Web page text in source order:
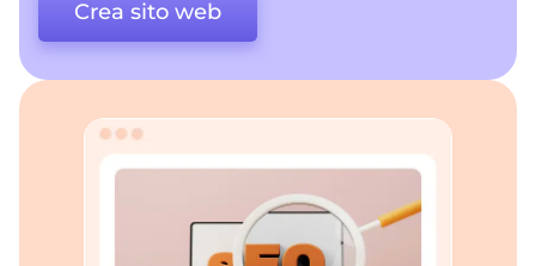
Crea sito web